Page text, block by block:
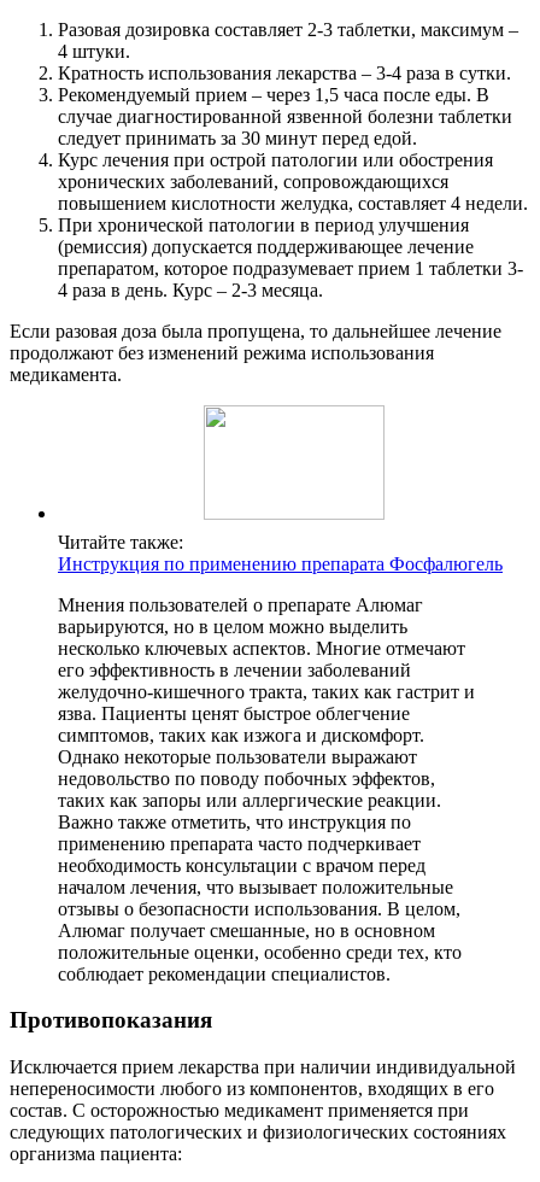
Разовая дозировка составляет 2-3 таблетки, максимум –
4 штуки.
Кратность использования лекарства – 3-4 раза в сутки.
Рекомендуемый прием – через 1,5 часа после еды. В
случае диагностированной язвенной болезни таблетки
следует принимать за 30 минут перед едой.
Курс лечения при острой патологии или обострения
хронических заболеваний, сопровождающихся
повышением кислотности желудка, составляет 4 недели.
При хронической патологии в период улучшения
(ремиссия) допускается поддерживающее лечение
препаратом, которое подразумевает прием 1 таблетки 3-
4 раза в день. Курс – 2-3 месяца.
Если разовая доза была пропущена, то дальнейшее лечение
продолжают без изменений режима использования
медикамента.
Читайте также:
Инструкция по применению препарата Фосфалюгель
Мнения пользователей о препарате Алюмаг
варьируются, но в целом можно выделить
несколько ключевых аспектов. Многие отмечают
его эффективность в лечении заболеваний
желудочно-кишечного тракта, таких как гастрит и
язва. Пациенты ценят быстрое облегчение
симптомов, таких как изжога и дискомфорт.
Однако некоторые пользователи выражают
недовольство по поводу побочных эффектов,
таких как запоры или аллергические реакции.
Важно также отметить, что инструкция по
применению препарата часто подчеркивает
необходимость консультации с врачом перед
началом лечения, что вызывает положительные
отзывы о безопасности использования. В целом,
Алюмаг получает смешанные, но в основном
положительные оценки, особенно среди тех, кто
соблюдает рекомендации специалистов.
Противопоказания
Исключается прием лекарства при наличии индивидуальной
непереносимости любого из компонентов, входящих в его
состав. С осторожностью медикамент применяется при
следующих патологических и физиологических состояниях
организма пациента: